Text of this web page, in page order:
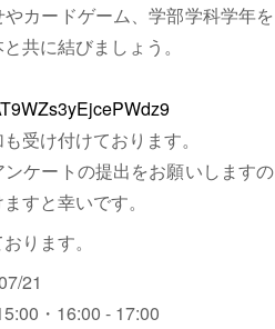
カードゲーム、学部学科学年を
共に結びましょう。
受け付けております。
ケートの提出をお願いしますの
すと幸いです。
ります。
21
・16:00 - 17:00